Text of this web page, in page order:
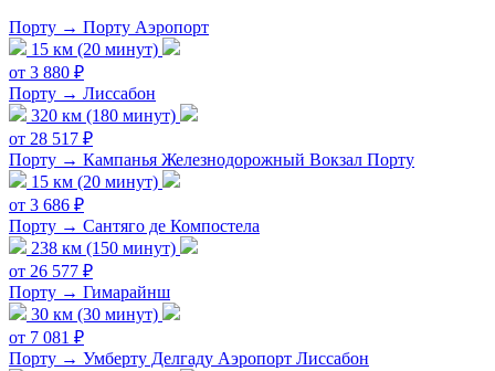
Порту → Порту Аэропорт
15 км (20 минут)
от 3 880 ₽
Порту → Лиссабон
320 км (180 минут)
от 28 517 ₽
Порту → Кампанья Железнодорожный Вокзал Порту
15 км (20 минут)
от 3 686 ₽
Порту → Сантяго де Компостела
238 км (150 минут)
от 26 577 ₽
Порту → Гимарайнш
30 км (30 минут)
от 7 081 ₽
Порту → Умберту Делгаду Аэропорт Лиссабон